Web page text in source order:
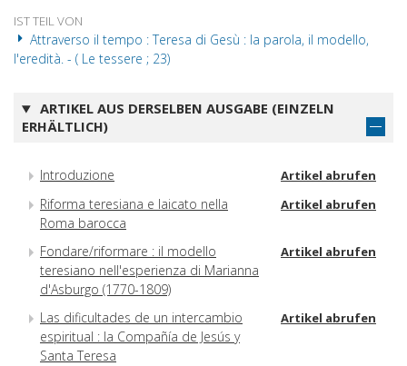
IST TEIL VON
Attraverso il tempo : Teresa di Gesù : la parola, il modello,
l'eredità. - ( Le tessere ; 23)
ARTIKEL AUS DERSELBEN AUSGABE (EINZELN
ERHÄLTLICH)
Introduzione Artikel abrufen
Riforma teresiana e laicato nella
Roma barocca
Artikel abrufen
Fondare/riformare : il modello
teresiano nell'esperienza di Marianna
d'Asburgo (1770-1809)
Artikel abrufen
Las dificultades de un intercambio
espiritual : la Compañía de Jesús y
Santa Teresa
Artikel abrufen